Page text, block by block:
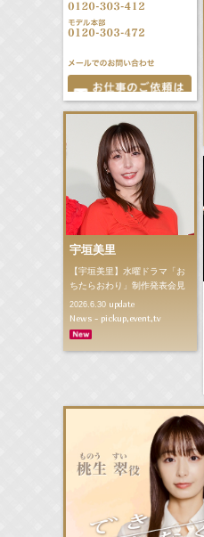
宇垣美里
【宇垣美里】水曜ドラマ「お
ちたらおわり」制作発表会見
2026.6.30update
News - pickup,event,tv